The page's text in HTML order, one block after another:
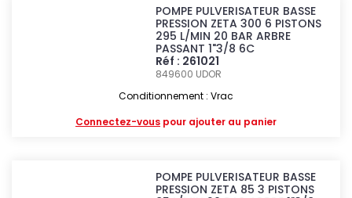
POMPE PULVERISATEUR BASSE
PRESSION ZETA 300 6 PISTONS
295 L/MIN 20 BAR ARBRE
PASSANT 1"3/8 6C
Réf : 261021
849600 UDOR
Conditionnement : Vrac
Connectez-vous pour ajouter au panier
POMPE PULVERISATEUR BASSE
PRESSION ZETA 85 3 PISTONS